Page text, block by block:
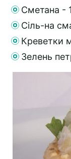
Сметана -
Сіль-на
Креветки
Зелень